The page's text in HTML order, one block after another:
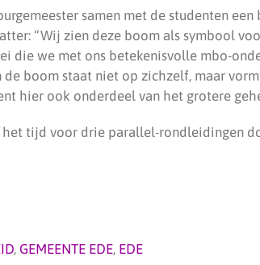
samen met de studenten
“Wij zien deze boom als symbool
die we met ons betekenisvolle mbo-
de boom staat niet op zichzelf, maar
hier ook onderdeel van het grotere
tijd voor drie parallel-rondleidingen
, GEMEENTE EDE, EDE